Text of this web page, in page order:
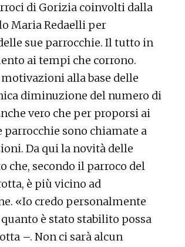
di Gorizia coinvolti dalla
Maria Redaelli per
sue parrocchie. Il tutto in
ai tempi che corrono.
motivazioni alla base delle
diminuzione del numero di
vero che per proporsi ai
sono chiamate a
Da qui la novità delle
che, secondo il parroco del
è più vicino ad
«Io credo personalmente
è stato stabilito possa
–. Non ci sarà alcun